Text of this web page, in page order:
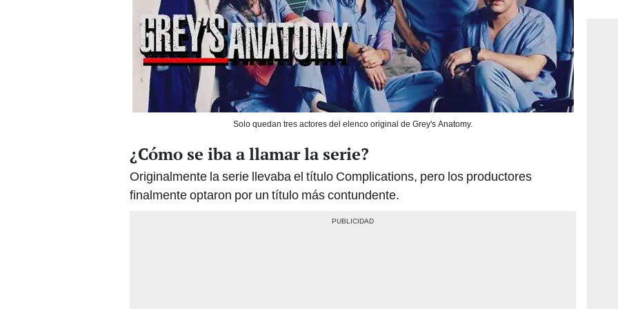
Solo quedan tres actores del elenco original de Grey's Anatomy.
¿Cómo se iba a llamar la serie?
Originalmente la serie llevaba el título Complications, pero los productores
finalmente optaron por un título más contundente.